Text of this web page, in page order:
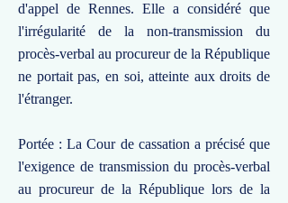
d'appel de Rennes. Elle a considéré que
l'irrégularité de la non-transmission du
procès-verbal au procureur de la République
ne portait pas, en soi, atteinte aux droits de
l'étranger.
Portée : La Cour de cassation a précisé que
l'exigence de transmission du procès-verbal
au procureur de la République lors de la